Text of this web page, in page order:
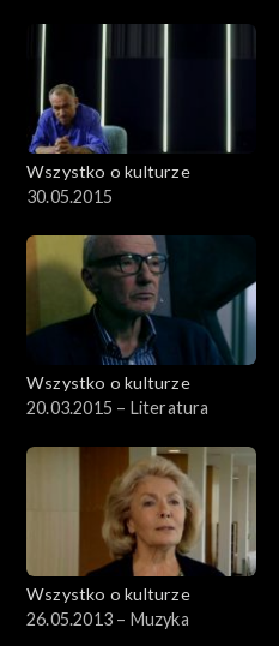
Wszystko o kulturze
30.05.2015
Wszystko o kulturze
20.03.2015 – Literatura
Wszystko o kulturze
26.05.2013 – Muzyka